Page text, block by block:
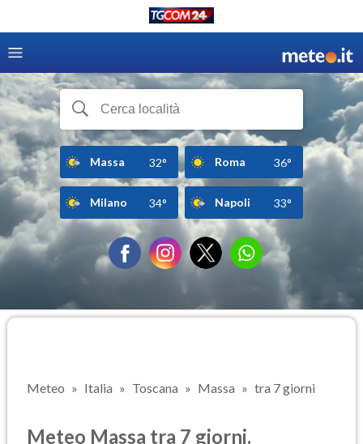
Massa 32° Roma 36°
Milano 34° Napoli 33°
Meteo Italia Toscana Massa tra 7 giorni
Meteo Massa tra 7 giorni.